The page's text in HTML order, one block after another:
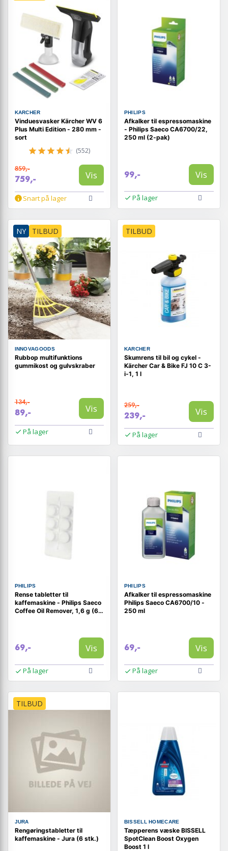
KARCHER
Vinduesvasker Kärcher WV 6
Plus Multi Edition - 280 mm -
sort
(552)
859,-
759,- Vis
Snart på lager
PHILIPS
Afkalker til espressomaskine
- Philips Saeco CA6700/22,
250 ml (2-pak)
99,- Vis
På lager
NY TILBUD
INNOVAGOODS
Rubbop multifunktions
gummikost og gulvskraber
134,-
89,- Vis
På lager
TILBUD
KARCHER
Skumrens til bil og cykel -
Kärcher Car & Bike FJ 10 C 3-
i-1, 1 l
259,-
239,- Vis
På lager
PHILIPS
Rense tabletter til
kaffemaskine - Philips Saeco
Coffee Oil Remover, 1,6 g (6
69,- Vis
På lager
PHILIPS
Afkalker til espressomaskine
Philips Saeco CA6700/10 -
250 ml
69,- Vis
På lager
TILBUD
JURA
Rengøringstabletter til
kaffemaskine - Jura (6 stk.)
BISSELL HOMECARE
Tæpperens væske BISSELL
SpotClean Boost Oxygen
Boost 1 l